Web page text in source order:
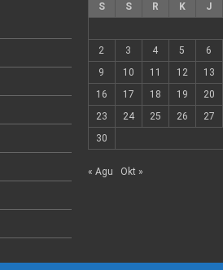
S
S R K J
2
3 4 5 6
9
10 11 12 13
16
17 18 19 20
23
24 25 26 27
30
« Agu Okt »